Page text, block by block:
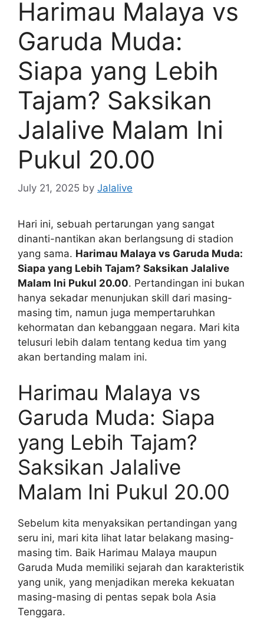
Harimau Malaya vs
Garuda Muda:
Siapa yang Lebih
Tajam? Saksikan
Jalalive Malam Ini
Pukul 20.00
July 21, 2025 by Jalalive
Hari ini, sebuah pertarungan yang sangat
dinanti-nantikan akan berlangsung di stadion
yang sama. Harimau Malaya vs Garuda Muda:
Siapa yang Lebih Tajam? Saksikan Jalalive
Malam Ini Pukul 20.00. Pertandingan ini bukan
hanya sekadar menunjukan skill dari masing-
masing tim, namun juga mempertaruhkan
kehormatan dan kebanggaan negara. Mari kita
telusuri lebih dalam tentang kedua tim yang
akan bertanding malam ini.
Harimau Malaya vs
Garuda Muda: Siapa
yang Lebih Tajam?
Saksikan Jalalive
Malam Ini Pukul 20.00
Sebelum kita menyaksikan pertandingan yang
seru ini, mari kita lihat latar belakang masing-
masing tim. Baik Harimau Malaya maupun
Garuda Muda memiliki sejarah dan karakteristik
yang unik, yang menjadikan mereka kekuatan
masing-masing di pentas sepak bola Asia
Tenggara.